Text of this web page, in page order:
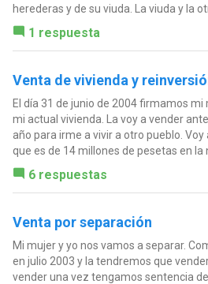
herederas y de su viuda. La viuda y la
1 respuesta
Venta de vivienda y
El día 31 de junio de 2004 firmamos
mi actual vivienda. La voy a vender
año para irme a vivir a otro pueblo.
que es de 14 millones de pesetas en la
6 respuestas
Venta por separación
Mi mujer y yo nos vamos a separar.
en julio 2003 y la tendremos que
vender una vez tengamos sentencia